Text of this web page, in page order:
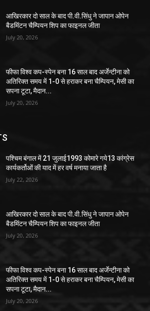
आखिरकार दो साल के बाद पी.वी.सिंधु ने जापान ओपेन
बैडमिंटन चैम्पियन शिप का फाइनल जीता
July 20, 2026
फीफा विश्व कप-स्पेन बना 16 साल बाद अर्जेन्टीना को
अतिरिक्त समय में 1-0 से हराकर बना चैम्पियन, मेसी का
सपना टूटा, मैदान...
July 20, 2026
पश्चिम बंगाल में 21 जुलाई1993 कोमारे गये13 कांग्रेस
कार्यकर्तोओं की याद में हर वर्ष मनाया जाता है
July 22, 2026
आखिरकार दो साल के बाद पी.वी.सिंधु ने जापान ओपेन
बैडमिंटन चैम्पियन शिप का फाइनल जीता
July 20, 2026
फीफा विश्व कप-स्पेन बना 16 साल बाद अर्जेन्टीना को
अतिरिक्त समय में 1-0 से हराकर बना चैम्पियन, मेसी का
सपना टूटा, मैदान...
July 20, 2026